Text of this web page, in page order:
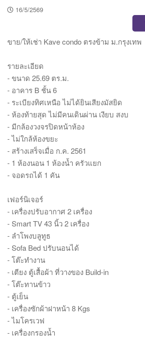
16/5/2569
ขาย/ให้เช่า Kave condo ตรงข้าม ม.กรุงเทพ
รายละเอียด
- ขนาด 25.69 ตร.ม.
- อาคาร B ชั้น 6
- ระเบียงทิศเหนือ ไม่ได้ยินเสียงมัสยิด
- ห้องท้ายสุด ไม่มีคนเดินผ่าน เงียบ สงบ
- มีกล้องวงจรปิดหน้าห้อง
- ไม่ใกล้ห้องขยะ
- สร้างเสร็จเมื่อ ก.ค. 2561
- 1 ห้องนอน 1 ห้องน้ำ ครัวแยก
- จอดรถได้ 1 คัน
เฟอร์นิเจอร์
- เครื่องปรับอากาศ 2 เครื่อง
- Smart TV 43 นิ้ว 2 เครื่อง
- ลำโพงบลูทูธ
- Sofa Bed ปรับนอนได้
- โต๊ะทำงาน
- เตียง ตู้เสื้อผ้า ที่วางของ Build-in
- โต๊ะทานข้าว
- ตู้เย็น
- เครื่องซักผ้าฝาหน้า 8 Kgs
- ไมโครเวฟ
- เครื่องกรองน้ำ